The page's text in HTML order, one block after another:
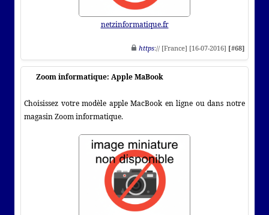
netzinformatique.fr
https:// [France] [16-07-2016] [#68]
Zoom informatique: Apple MaBook
Choisissez votre modèle apple MacBook en ligne ou dans notre
magasin Zoom informatique.